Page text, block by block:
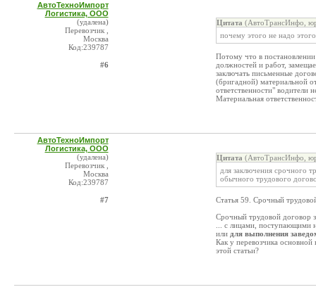
АвтоТехноИмпорт
Логистика, ООО
(удалена)
Перевозчик ,
Москва
Код:239787
#6
Цитата (АвтоТрансИнфо,
почему этого не надо
Потому что в
должностей и работ,
заключать письменные
(бригадной) материальной
ответственности" водители
Материальная
АвтоТехноИмпорт
Логистика, ООО
(удалена)
Перевозчик ,
Москва
Код:239787
#7
Цитата (АвтоТрансИнфо,
для заключения срочного
обычного трудового
Статья 59. Срочный
Срочный трудовой договор
... с лицами, поступающими
или для выполнения
Как у перевозчика
этой статьи?